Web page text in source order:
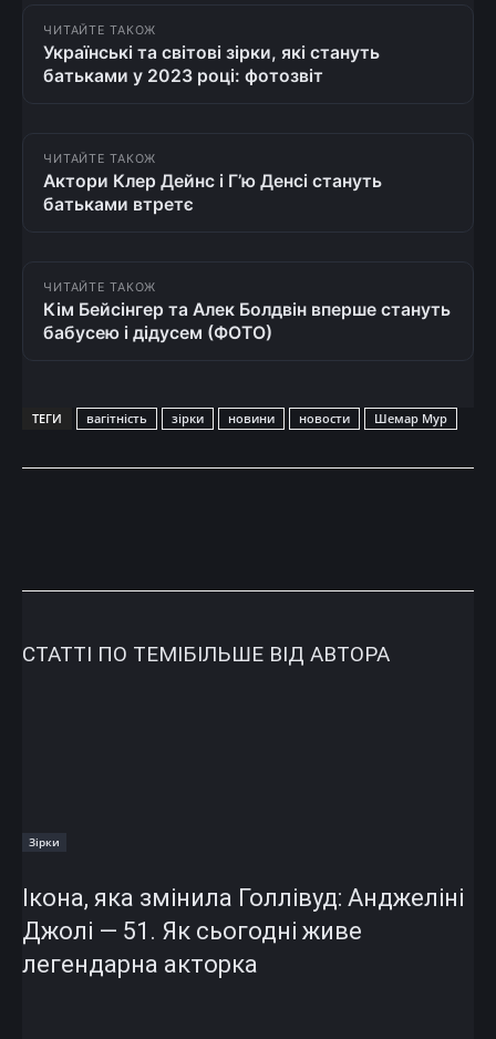
ЧИТАЙТЕ ТАКОЖ
Українські та світові зірки, які стануть
батьками у 2023 році: фотозвіт
ЧИТАЙТЕ ТАКОЖ
Актори Клер Дейнс і Г’ю Денсі стануть
батьками втретє
ЧИТАЙТЕ ТАКОЖ
Кім Бейсінгер та Алек Болдвін вперше стануть
бабусею і дідусем (ФОТО)
ТЕГИ вагітність зірки новини новости Шемар Мур
СТАТТІ ПО ТЕМІБІЛЬШЕ ВІД АВТОРА
Зірки
Ікона, яка змінила Голлівуд: Анджеліні
Джолі — 51. Як сьогодні живе
легендарна акторка